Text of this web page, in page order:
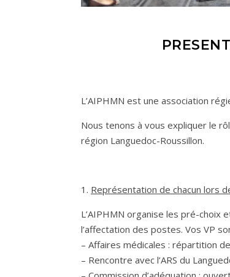
L’AIPHMN est une association
Nous tenons à vous expliquer le
région Languedoc-Roussillon.
1. Représentation de chacun lors
L’AIPHMN organise les pré-choix
l’affectation des postes. Vos VP
– Affaires médicales : répartition
– Rencontre avec l’ARS du